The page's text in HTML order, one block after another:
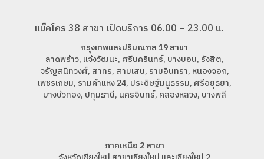
แม็คโคร 38 สาขา เปิดบริการ 06.00 – 23.00 น.
กรุงเทพและปริมณฑล 19 สาขา
ลาดพร้าว, แจ้งวัฒนะ, ศรีนครินทร์, บางบอน, รังสิต,
จรัญสนิทวงศ์, สาทร, สามเสน, รามอินทรา, หนองจอก,
เพชรเกษม, รามคำแหง 24, ประดิษฐ์มนูธรรม, ศรีอยุธยา,
บางบัวทอง, ปทุมธานี, นครอินทร์, คลองหลวง, บางพลี
ภาคเหนือ 2 สาขา